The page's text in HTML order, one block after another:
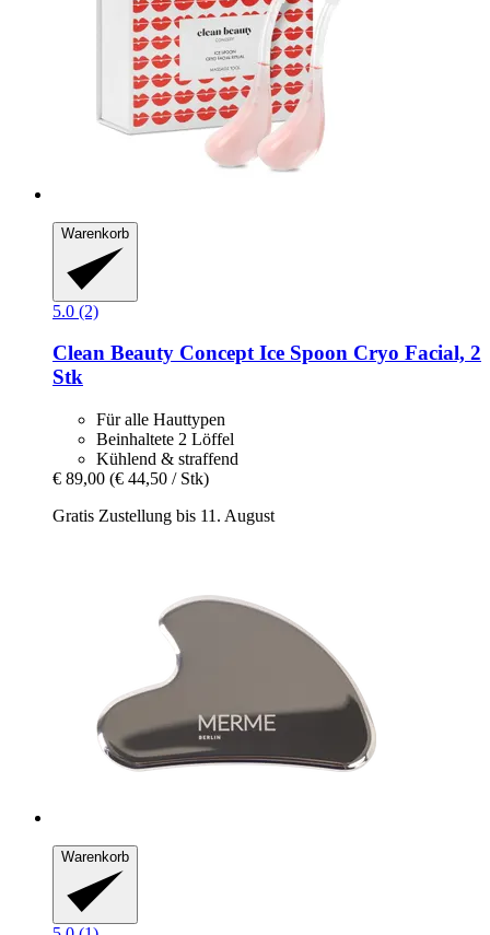
Warenkorb
5.0 (2)
Clean Beauty ConceptIce Spoon Cryo Facial, 2
Stk
Für alle Hauttypen
Beinhaltete 2 Löffel
Kühlend & straffend
€ 89,00 (€ 44,50 / Stk)
Gratis Zustellung bis 11. August
Warenkorb